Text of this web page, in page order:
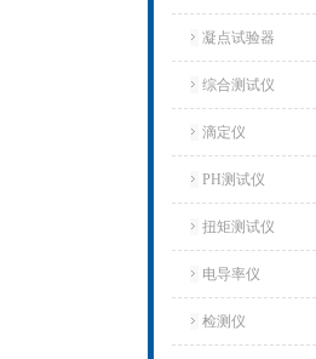
凝点试验器
综合测试仪
滴定仪
PH测试仪
扭矩测试仪
电导率仪
检测仪